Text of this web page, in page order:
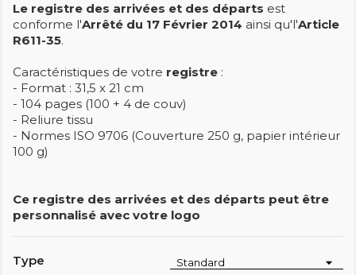
Le registre des arrivées et des départs est
conforme l'Arrêté du 17 Février 2014 ainsi qu'l'Article
R611-35.
Caractéristiques de votre registre :
- Format : 31,5 x 21 cm
- 104 pages (100 + 4 de couv)
- Reliure tissu
- Normes ISO 9706 (Couverture 250 g, papier intérieur
100 g)
Ce registre des arrivées et des départs peut être
personnalisé avec votre logo
Type